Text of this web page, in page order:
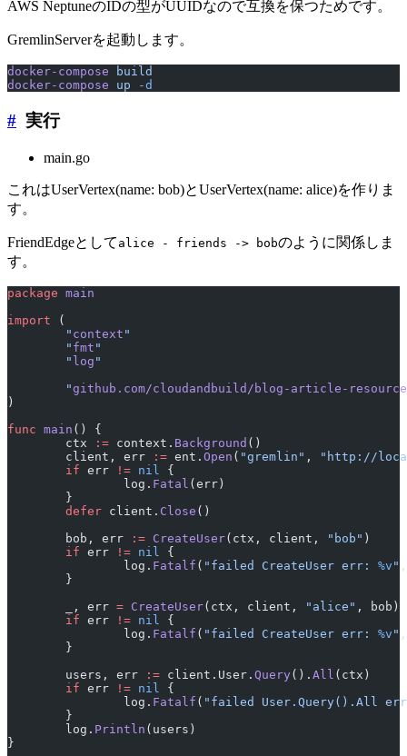
AWS NeptuneのIDの型がUUIDなので互換を保つためです。
GremlinServerを起動します。
docker-compose build
docker-compose up -d
# 実行
main.go
これはUserVertex(name: bob)とUserVertex(name: alice)を作りま
す。
FriendEdgeとして alice - friends -> bobのように関係しま
す。
package main
import (
	"
context "
	"
fmt "
	"
log "
	"
github.com/cloudandbuild/blog-article-
)
func main () {
	ctx
:= context. Background ()
	client, err
:= ent. Open ( "gremlin" ,
"http://
	if
err != nil
{
		log.
Fatal (err)
	}
	defer
client. Close ()
	bob, err
:= CreateUser(ctx, client, "bob" )
	if
err != nil
{
		log.
Fatalf ( "failed CreateUser err: %v "
	}
	_, err
= CreateUser(ctx, client, "alice" , bob)
	if
err != nil
{
		log.
Fatalf ( "failed CreateUser err: %v "
	}
	users, err
:= client.User. Query(). All (ctx)
	if
err != nil
{
		log.
Fatalf ( "failed User.Query().All
	}
	log.
Println (users)
}